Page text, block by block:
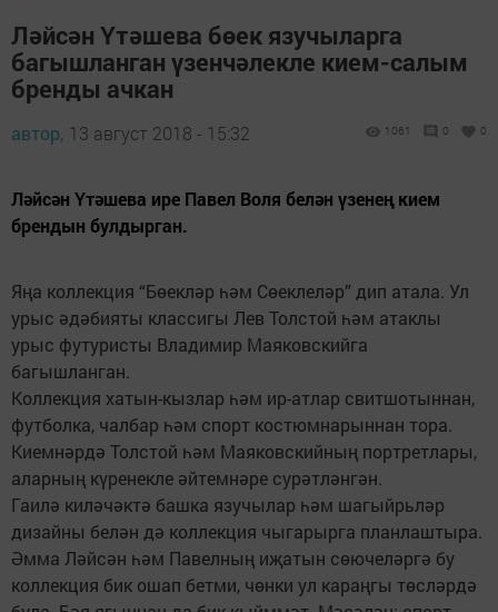
Ләйсән Үтәшева бөек язучыларга
багышланган үзенчәлекле кием-салым
бренды ачкан
автор, 13 август 2018 - 15:32 1061 0 0
Ләйсән Үтәшева ире Павел Воля белән үзенең кием
брендын булдырган.
Яңа коллекция “Бөекләр һәм Сөеклеләр” дип атала. Ул
урыс әдәбияты классигы Лев Толстой һәм атаклы
урыс футуристы Владимир Маяковскийга
багышланган.
Коллекция хатын-кызлар һәм ир-атлар свитшотыннан,
футболка, чалбар һәм спорт костюмнарыннан тора.
Киемнәрдә Толстой һәм Маяковскийның портретлары,
аларның күренекле әйтемнәре сурәтләнгән.
Гаилә киләчәктә башка язучылар һәм шагыйрьләр
дизайны белән дә коллекция чыгарырга планлаштыра.
Әмма Ләйсән һәм Павелның иҗатын сөючеләргә бу
коллекция бик ошап бетми, чөнки ул караңгы төсләрдә